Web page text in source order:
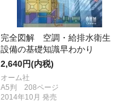
完全図解 空調・給排水衛生
設備の基礎知識早わかり
2,640円(内税)
オーム社
A5判 208ページ
2014年10月 発売